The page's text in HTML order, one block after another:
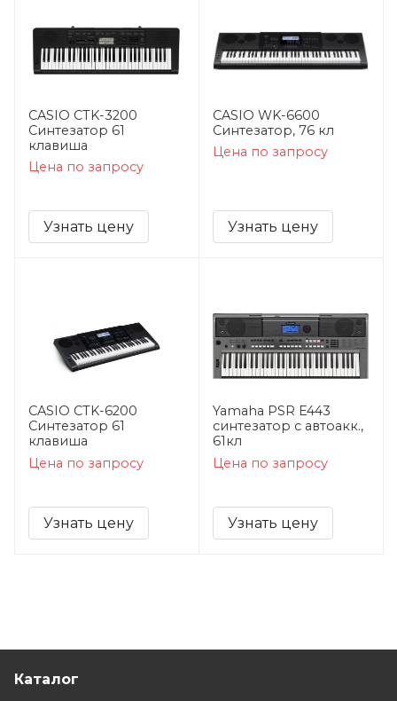
CASIO CTK-3200
Синтезатор 61
клавиша
Цена по запросу
Узнать цену
CASIO WK-6600
Синтезатор, 76 кл
Цена по запросу
Узнать цену
CASIO CTK-6200
Синтезатор 61
клавиша
Цена по запросу
Узнать цену
Yamaha PSR E443
синтезатор с автоакк.,
61кл
Цена по запросу
Узнать цену
Каталог